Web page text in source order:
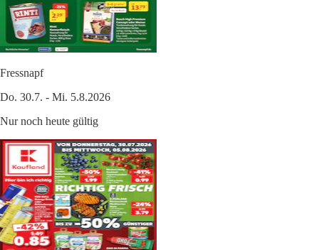
Fressnapf
Do. 30.7. - Mi. 5.8.2026
Nur noch heute gültig